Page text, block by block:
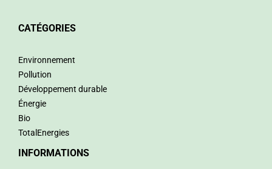
CATÉGORIES
Environnement
Pollution
Développement durable
Énergie
Bio
TotalEnergies
INFORMATIONS